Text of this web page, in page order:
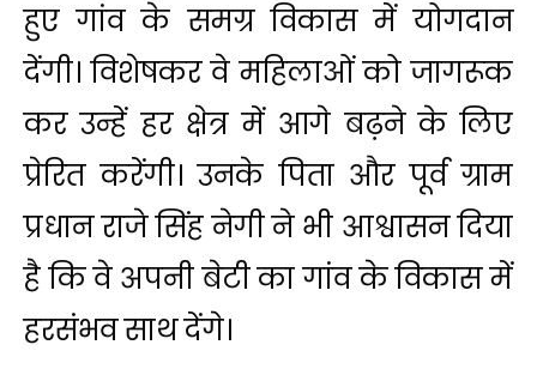
हुए गांव के समग्र विकास में योगदान
देंगी। विशेषकर वे महिलाओं को जागरूक
कर उन्हें हर क्षेत्र में आगे बढ़ने के लिए
प्रेरित करेंगी। उनके पिता और पूर्व ग्राम
प्रधान राजे सिंह नेगी ने भी आश्वासन दिया
है कि वे अपनी बेटी का गांव के विकास में
हरसंभव साथ देंगे।